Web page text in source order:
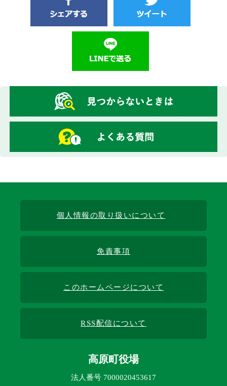
個人情報の取り扱いについて
免責事項
このホームページについて
RSS配信について
高原町役場
法人番号 7000020453617